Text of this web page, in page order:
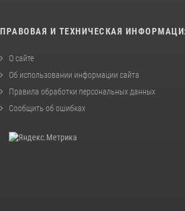
ПРАВОВАЯ И ТЕХНИЧЕСКАЯ
О сайте
Об использовании информации сайта
Правила обработки персональных данных
Сообщить об ошибках